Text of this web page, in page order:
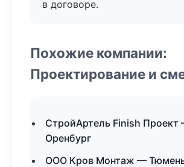
в договоре.
Похожие компании:
Проектирование и
СтройАртель Finish Проект
Оренбург
ООО Кров Монтаж —